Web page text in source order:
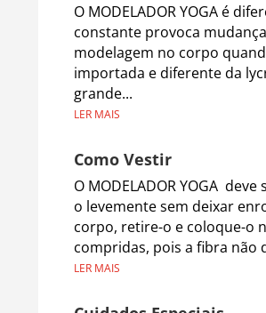
O MODELADOR YOGA é
constante provoca
modelagem no corpo
importada e diferente da
grande...
LER MAIS
Como Vestir
O MODELADOR YOGA
o levemente sem deixar
corpo, retire-o e coloque-o
compridas, pois a fibra não
LER MAIS